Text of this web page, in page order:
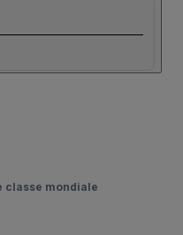
classe mondiale